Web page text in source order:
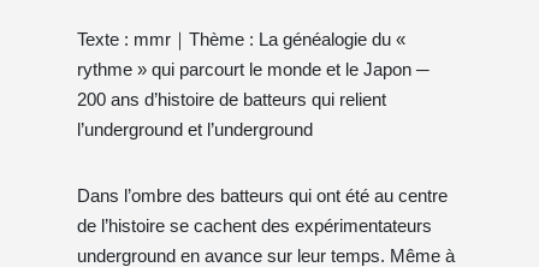
Texte : mmr｜Thème : La généalogie du «
rythme » qui parcourt le monde et le Japon ─
200 ans d’histoire de batteurs qui relient
l’underground et l’underground
Dans l’ombre des batteurs qui ont été au centre
de l’histoire se cachent des expérimentateurs
underground en avance sur leur temps. Même à